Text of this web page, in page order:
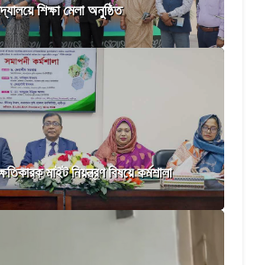
শিক্ষা মেলা অনুষ্ঠিত
মাইট নিয়ন্ত্রণ বিষয়ে কর্মশালা